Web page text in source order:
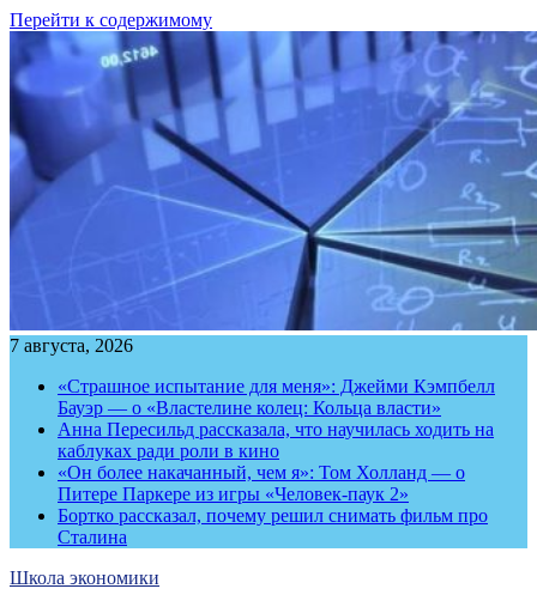
Перейти к содержимому
7 августа, 2026
«Страшное испытание для меня»: Джейми Кэмпбелл
Бауэр — о «Властелине колец: Кольца власти»
Анна Пересильд рассказала, что научилась ходить на
каблуках ради роли в кино
«Он более накачанный, чем я»: Том Холланд — о
Питере Паркере из игры «Человек-паук 2»
Бортко рассказал, почему решил снимать фильм про
Сталина
Школа экономики